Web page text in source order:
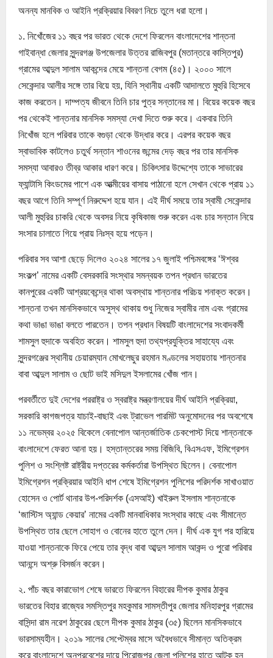
অনন্য মানবিক ও আইনি প্রক্রিয়ার বিবরণ নিচে তুলে ধরা হলো।
১. নিখোঁজের ১১ বছর পর ভারত থেকে দেশে ফিরলেন বাংলাদেশের শান্তনা
গাইবান্ধা জেলার সুন্দরগঞ্জ উপজেলার উত্তর রাজিবপুর (মতান্তরে কাস্তিপুর)
গ্রামের আব্দুল সালাম আকন্দের মেয়ে শান্তনা বেগম (৪৫)। ২০০০ সালে
সেকেন্দার আলীর সঙ্গে তার বিয়ে হয়, যিনি স্থানীয় একটি আদালতে মুহুরি হিসেবে
কাজ করতেন। দাম্পত্য জীবনে তিনি চার পুত্র সন্তানের মা। বিয়ের কয়েক বছর
পর থেকেই শান্তনার মানসিক সমস্যা দেখা দিতে শুরু করে। একবার তিনি
নিখোঁজ হলে পরিবার তাকে বগুড়া থেকে উদ্ধার করে। এরপর কয়েক বছর
স্বাভাবিক কাটলেও চতুর্থ সন্তান শাওনের জন্মের দেড় বছর পর তার মানসিক
সমস্যা আবারও তীব্র আকার ধারণ করে। চিকিৎসার উদ্দেশ্যে তাকে সাভারের
ফ্যান্টাসি কিংডমের পাশে এক আত্মীয়ের বাসায় পাঠানো হলে সেখান থেকে প্রায় ১১
বছর আগে তিনি সম্পূর্ণ নিরুদ্দেশ হয়ে যান। এই দীর্ঘ সময়ে তার স্বামী সেকেন্দার
আলী মুহুরির চাকরি থেকে অবসর নিয়ে কৃষিকাজ শুরু করেন এবং চার সন্তান নিয়ে
সংসার চালাতে গিয়ে প্রায় নিঃস্ব হয়ে পড়েন।
পরিবার সব আশা ছেড়ে দিলেও ২০২৪ সালের ১৭ জুলাই পশ্চিমবঙ্গের ‘ঈশ্বর
সংকল্প’ নামের একটি বেসরকারি সংস্থার সমন্বয়ক তপন প্রধান ভারতের
কানপুরের একটি আশ্রয়কেন্দ্রে থাকা অবস্থায় শান্তনার পরিচয় শনাক্ত করেন।
শান্তনা তখন মানসিকভাবে অসুস্থ থাকায় শুধু নিজের স্বামীর নাম এবং গ্রামের
কথা ভাঙা ভাঙা বলতে পারতেন। তপন প্রধান বিষয়টি বাংলাদেশের সংবাদকর্মী
শামসুল হুদাকে অবহিত করেন। শামসুল হুদা তথ্যপ্রযুক্তির সাহায্যে এবং
সুন্দরগঞ্জের স্থানীয় চেয়ারম্যান মোখলেছুর রহমান মণ্ডলের সহায়তায় শান্তনার
বাবা আব্দুল সালাম ও ছোট ভাই মসিদুল ইসলামের খোঁজ পান।
পরবর্তীতে দুই দেশের পররাষ্ট্র ও স্বরাষ্ট্র মন্ত্রণালয়ের দীর্ঘ আইনি প্রক্রিয়া,
সরকারি কাগজপত্র যাচাই-বাছাই এবং ট্রাভেল পারমিট অনুমোদনের পর অবশেষে
১১ নভেম্বর ২০২৫ বিকেলে বেনাপোল আন্তর্জাতিক চেকপোস্ট দিয়ে শান্তনাকে
বাংলাদেশে ফেরত আনা হয়। হস্তান্তরের সময় বিজিবি, বিএসএফ, ইমিগ্রেশন
পুলিশ ও সংশ্লিষ্ট রাষ্ট্রীয় দপ্তরের কর্মকর্তারা উপস্থিত ছিলেন। বেনাপোল
ইমিগ্রেশন প্রক্রিয়ার আইনি ধাপ শেষে ইমিগ্রেশন পুলিশের পরিদর্শক সাখাওয়াত
হোসেন ও পোর্ট থানার উপ-পরিদর্শক (এসআই) খাইরুল ইসলাম শান্তনাকে
‘জাস্টিস অ্যান্ড কেয়ার’ নামের একটি মানবাধিকার সংস্থার কাছে এবং সীমান্তে
উপস্থিত তার ছেলে সোহাগ ও বোনের হাতে তুলে দেন। দীর্ঘ এক যুগ পর হারিয়ে
যাওয়া শান্তনাকে ফিরে পেয়ে তার বৃদ্ধ বাবা আব্দুল সালাম আকন্দ ও পুরো পরিবার
আনন্দে অশ্রু বিসর্জন করেন।
২. পাঁচ বছর কারাভোগ শেষে ভারতে ফিরলেন বিহারের দীপক কুমার ঠাকুর
ভারতের বিহার রাজ্যের সমস্তিপুর মহকুমার সামস্তীপুর জেলার মনিহারপুর গ্রামের
বাসিন্দা রাম নরেশ ঠাকুরের ছেলে দীপক কুমার ঠাকুর (৩৫) ছিলেন মানসিকভাবে
ভারসাম্যহীন। ২০১৯ সালের সেপ্টেম্বর মাসে অবৈধভাবে সীমান্ত অতিক্রম
করে বাংলাদেশে অনুপ্রবেশের দায়ে পিরোজপুর জেলা পুলিশের হাতে আটক হন